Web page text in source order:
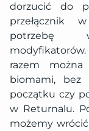
dorzucić do
przełącznik
potrzebę
razem
biomami, bez
początku czy
w Returnalu.
możemy